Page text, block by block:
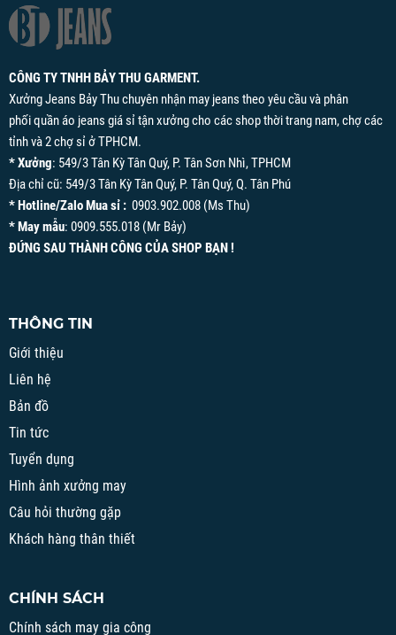
CÔNG TY TNHH BẢY THU GARMENT.
Xưởng Jeans Bảy Thu chuyên nhận may jeans theo yêu cầu và phân
phối quần áo jeans giá sỉ tận xưởng cho các shop thời trang nam, chợ các
tỉnh và 2 chợ sỉ ở TPHCM.
* Xưởng: 549/3 Tân Kỳ Tân Quý, P. Tân Sơn Nhì, TPHCM
Địa chỉ cũ: 549/3 Tân Kỳ Tân Quý, P. Tân Quý, Q. Tân Phú
* Hotline/Zalo Mua sỉ : 0903.902.008 (Ms Thu)
* May mẫu: 0909.555.018 (Mr Bảy)
ĐỨNG SAU THÀNH CÔNG CỦA SHOP BẠN !
THÔNG TIN
Giới thiệu
Liên hệ
Bản đồ
Tin tức
Tuyển dụng
Hình ảnh xưởng may
Câu hỏi thường gặp
Khách hàng thân thiết
CHÍNH SÁCH
Chính sách may gia công